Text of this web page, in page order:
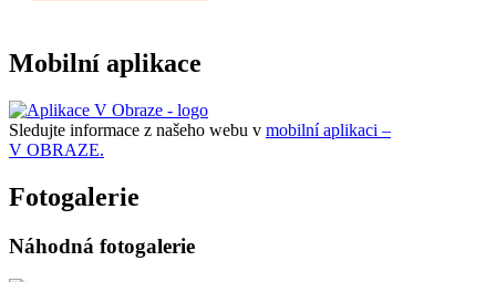
Mobilní aplikace
Sledujte informace z našeho webu v mobilní aplikaci –
V OBRAZE.
Fotogalerie
Náhodná fotogalerie